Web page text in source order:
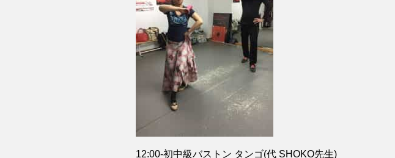
12:00-初中級バストン タンゴ(代 SHOKO先生)